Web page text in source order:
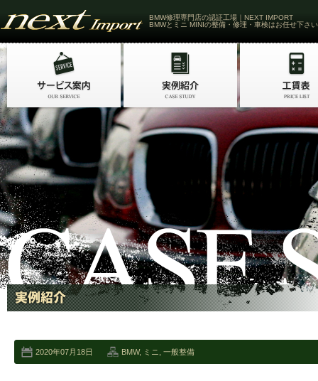
BMW修理専門店の認証工場｜NEXT IMPORT
BMWとミニ MINIの整備・修理・車検はお任せ下さい
2020年07月18日 BMW, ミニ 一般整備